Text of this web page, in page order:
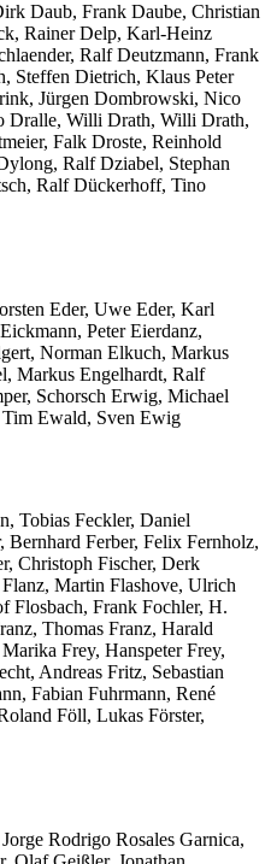
Daub, Frank Daube, Christian
Rainer Delp, Karl-Heinz
Ralf Deutzmann, Frank
Steffen Dietrich, Klaus Peter
Jürgen Dombrowski, Nico
Dralle, Willi Drath, Willi Drath,
Falk Droste, Reinhold
Ralf Dziabel, Stephan
Ralf Dückerhoff, Tino
Eder, Uwe Eder, Karl
Peter Eierdanz,
Norman Elkuch, Markus
Markus Engelhardt, Ralf
Schorsch Erwig, Michael
Tim Ewald, Sven Ewig
Tobias Feckler, Daniel
Bernhard Ferber, Felix Fernholz,
Christoph Fischer, Derk
Flanz, Martin Flashove, Ulrich
Flosbach, Frank Fochler, H.
Thomas Franz, Harald
Frey, Hanspeter Frey,
Andreas Fritz, Sebastian
Fabian Fuhrmann, René
Föll, Lukas Förster,
Rodrigo Rosales Garnica,